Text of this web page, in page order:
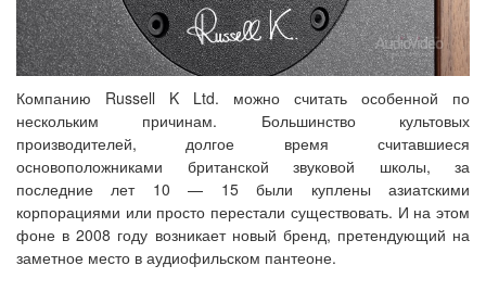
Компанию Russell K Ltd. можно считать особенной по
нескольким причинам. Большинство культовых
производителей, долгое время считавшиеся
основоположниками британской звуковой школы, за
последние лет 10 — 15 были куплены азиатскими
корпорациями или просто перестали существовать. И на этом
фоне в 2008 году возникает новый бренд, претендующий на
заметное место в аудиофильском пантеоне.